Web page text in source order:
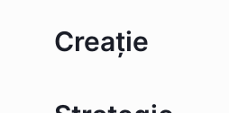
Creație